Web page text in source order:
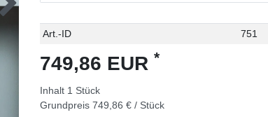
Technisches
Wert
Art.-ID 751
749,86 EUR *
Inhalt 1 Stück
Grundpreis 749,86 € / Stück